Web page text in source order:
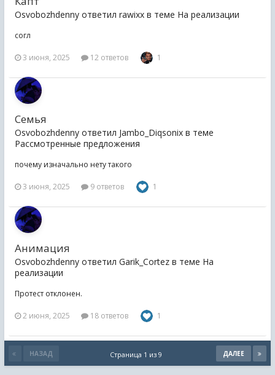
Osvobozhdenny ответил rawixx в теме На реализации
согл
3 июня, 2025 12 ответов 1
Семья
Osvobozhdenny ответил Jambo_Diqsonix в теме
Рассмотренные предложения
почему изначально нету такого
3 июня, 2025 9 ответов 1
Анимация
Osvobozhdenny ответил Garik_Cortez в теме На
реализации
Протест отклонен.
2 июня, 2025 18 ответов 1
НАЗАД ДАЛЕЕ
Страница 1 из 9